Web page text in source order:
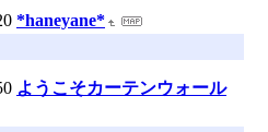
*haneyane*
ようこそカーテンウォール